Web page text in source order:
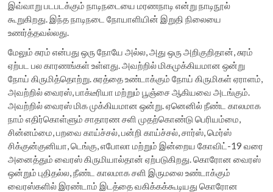
இவ்வாறு படபடக்கும் நாடிநடையை மரணநாடி என்று நாடிநூல்
கூறுகிறது. இந்த நாடிநடை நோயாளியின் இறுதி நிலையை
உணர்த்தவல்லது.
மேலும் சுரம் என்பது ஒரு நோயே அல்ல, அது ஒரு அறிகுறிதான், சுரம்
ஏற்பட பல காரணங்கள் உள்ளது. அவற்றில் மிகமுக்கியமான ஒன்று
நோய் கிருமித்தொற்று. சுரத்தை உண்டாக்கும் நோய் கிருமிகள் ஏராளம்,
அவற்றில் வைரஸ், பாக்டீரியா மற்றும் பூஞ்சை ஆகியவை அடங்கும்.
அவற்றில் வைரஸ் மிக முக்கியமான ஒன்று. ஏனெனில் நீண்ட காலமாக
நாம் எதிர்கொள்ளும் சாதாரண சளி முதற்கொண்டு பெரியம்மை,
சின்னம்மை, பறவை காய்ச்சல், பன்றி காய்ச்சல், சார்ஸ், மெர்ஸ்
சிக்குன்குனியா, டெங்கு, எபோலா மற்றும் இன்றைய கோவிட்-19 வரை
அனைத்தும் வைரஸ் கிருமியால்தான் ஏற்படுகிறது. கொரோன வைரஸ்
ஒன்றும் புதிதல்ல, நீண்ட காலமாக சளி இருமலை உண்டாக்கும்
வைரஸ்களில் இரண்டாம் இடத்தை வகிக்கக்கூடியது கொரோன